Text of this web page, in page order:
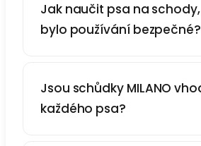
Jak naučit psa na
bylo používání bezpečné?
Jsou schůdky MILANO
každého psa?